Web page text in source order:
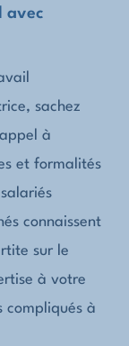
avec
sachez
à
et formalités
connaissent
sur le
à votre
compliqués à